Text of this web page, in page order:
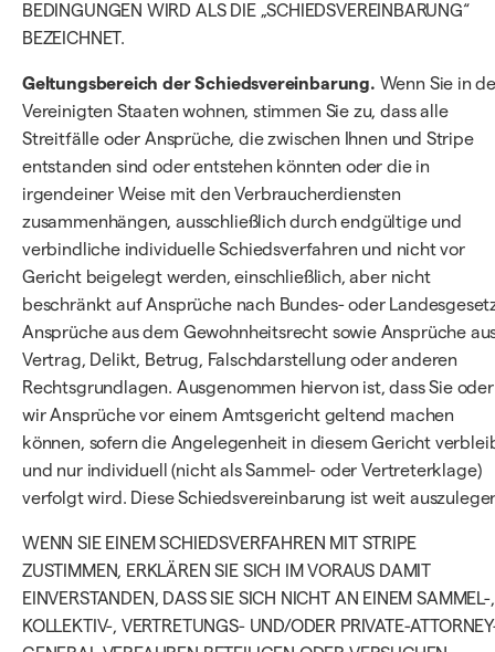
BEDINGUNGEN WIRD ALS DIE „SCHIEDSVEREINBARUNG“
BEZEICHNET.
Geltungsbereich der Schiedsvereinbarung. Wenn Sie in
Vereinigten Staaten wohnen, stimmen Sie zu, dass alle
Streitfälle oder Ansprüche, die zwischen Ihnen und Stripe
entstanden sind oder entstehen könnten oder die in
irgendeiner Weise mit den Verbraucherdiensten
zusammenhängen, ausschließlich durch endgültige und
verbindliche individuelle Schiedsverfahren und nicht vor
Gericht beigelegt werden, einschließlich, aber nicht
beschränkt auf Ansprüche nach Bundes- oder
Ansprüche aus dem Gewohnheitsrecht sowie Ansprüche
Vertrag, Delikt, Betrug, Falschdarstellung oder anderen
Rechtsgrundlagen. Ausgenommen hiervon ist, dass Sie oder
wir Ansprüche vor einem Amtsgericht geltend machen
können, sofern die Angelegenheit in diesem Gericht
und nur individuell (nicht als Sammel- oder Vertreterklage)
verfolgt wird. Diese Schiedsvereinbarung ist weit
WENN SIE EINEM SCHIEDSVERFAHREN MIT STRIPE
ZUSTIMMEN, ERKLÄREN SIE SICH IM VORAUS DAMIT
EINVERSTANDEN, DASS SIE SICH NICHT AN EINEM SAMMEL-,
KOLLEKTIV-, VERTRETUNGS- UND/ODER PRIVATE-